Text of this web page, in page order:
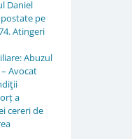
Daniel
pe
Atingeri
Abuzul
Avocat
a
cereri de